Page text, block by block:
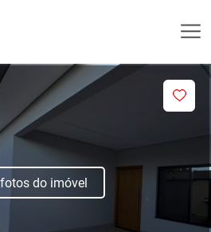
do imóvel